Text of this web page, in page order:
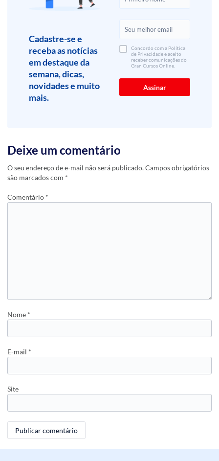
Cadastre-se e
receba as notícias
em destaque da
semana, dicas,
novidades e muito
mais.
Concordo com a Política
de Privacidade e aceito
receber comunicações do
Gran Cursos Online.
Deixe um comentário
O seu endereço de e-mail não será publicado.Campos obrigatórios
são marcados com *
Comentário *
Nome *
E-mail *
Site